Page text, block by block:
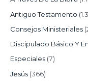
Antiguo Testamento
Consejos Ministeriales
Discipulado Básico Y
Especiales (7)
Jesús (366)